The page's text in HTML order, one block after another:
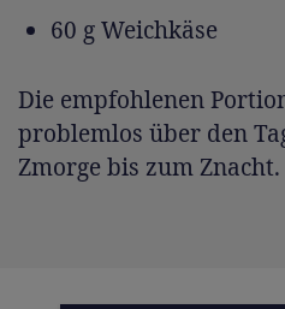
60 g Weichkäse
Die empfohlenen
problemlos über den
Zmorge bis zum Znacht.